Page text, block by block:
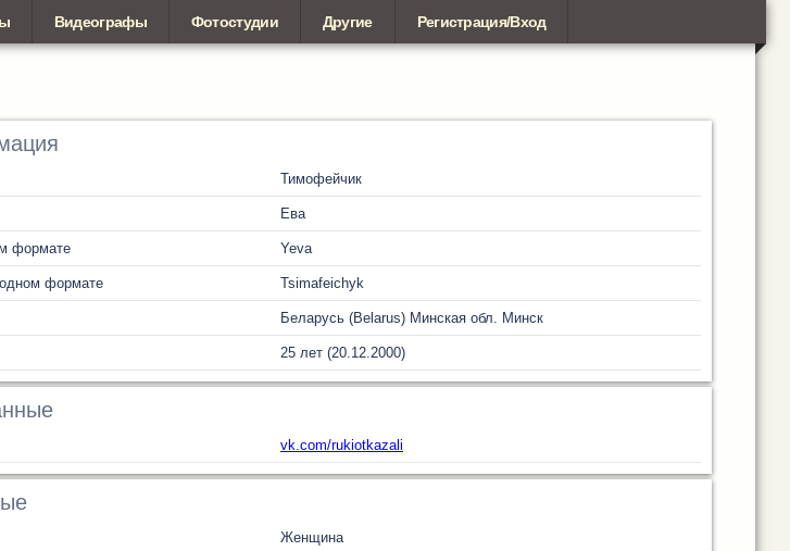
Видеографы Фотостудии Другие Регистрация/Вход
Тимофейчик
Ева
формате Yeva
формате Tsimafeichyk
Беларусь (Belarus) Минская обл. Минск
25 лет (20.12.2000)
vk.com/rukiotkazali
Женщина